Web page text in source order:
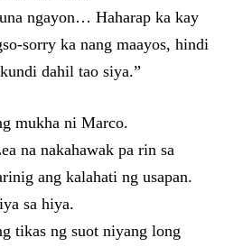
ngayon… Haharap ka kay
sorry ka nang maayos, hindi
dahil tao siya.”
mukha ni Marco.
na nakahawak pa rin sa
ang kalahati ng usapan.
sa hiya.
tikas ng suot niyang long